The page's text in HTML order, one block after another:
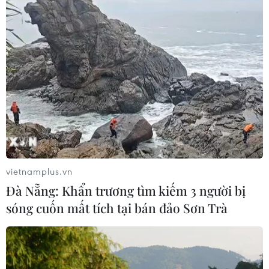
LIG-Hướng Hóa 1
08/08/2026 02:33
Áp thấp nhiệt đới đổi hướng trên
vùng biển phía Đông khu vực vịnh
Bắc Bộ
07/08/2026 23:29
Campuchia nỗ lực bảo tồn động vật
hoang dã trước nguy cơ tuyệt chủng
07/08/2026 22:45
Áp thấp nhiệt đới trên vịnh Bắc Bộ sẽ
gây ảnh hưởng thế nào tới Việt Nam?
vietnamplus.vn
Đà Nẵng: Khẩn trương tìm kiếm 3 người bị
sóng cuốn mất tích tại bán đảo Sơn Trà